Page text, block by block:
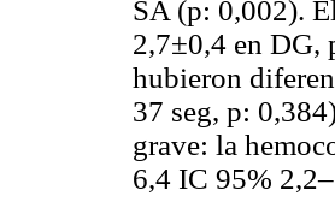
SA (p: 0,002).
2,7±0,4 en DG,
hubieron
37 seg, p:
grave: la
6,4 IC 95%